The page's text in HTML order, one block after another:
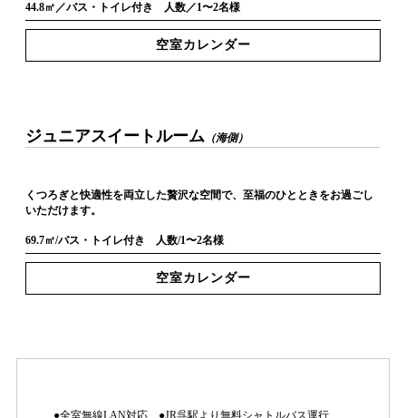
44.8㎡／バス・トイレ付き 人数／1〜2名様
空室カレンダー
ジュニアスイートルーム （海側）
くつろぎと快適性を両立した贅沢な空間で、至福のひとときをお過ごし
いただけます。
69.7㎡/バス・トイレ付き 人数/1〜2名様
空室カレンダー
●全室無線LAN対応 ●JR呉駅より無料シャトルバス運行